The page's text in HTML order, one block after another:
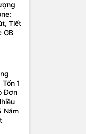
Tiết
GB
Tốn 1
Đơn
Năm